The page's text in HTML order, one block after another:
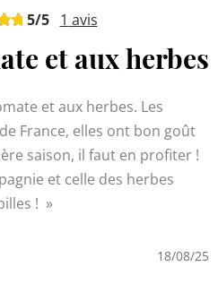
5/5 1 avis
et aux herbes
et aux herbes. Les
France, elles ont bon goût
saison, il faut en profiter !
et celle des herbes
!
18/08/25